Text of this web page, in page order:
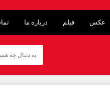
عکس فیلم درباره ما